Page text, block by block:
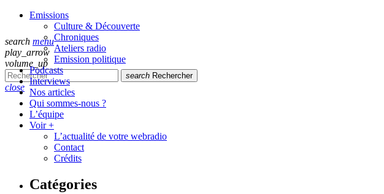
search menu
play_arrow
volume_up
search Rechercher
close
Emissions
Culture & Découverte
Chroniques
Ateliers radio
Emission politique
Podcasts
Interviews
Nos articles
Qui sommes-nous ?
L’équipe
Voir +
L’actualité de votre webradio
Contact
Crédits
Catégories